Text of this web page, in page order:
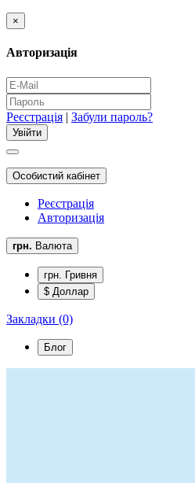
×
Авторизація
Реєстрація | Забули пароль?
Особистий кабінет
Реєстрація
Авторизація
грн. Валюта
грн. Гривня
$ Доллар
Закладки (0)
Блог